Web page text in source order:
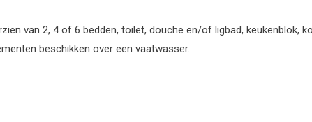
van 2, 4 of 6 bedden, toilet, douche en/of ligbad,
beschikken over een vaatwasser.